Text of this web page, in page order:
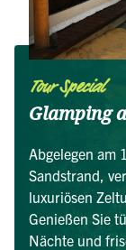
Tour Special
Glamping
Abgelegen am
Sandstrand,
luxuriösen
Genießen Sie
Nächte und